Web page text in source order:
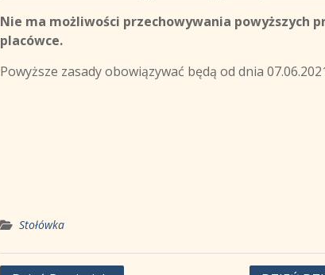
Nie ma możliwości przechowywania powyższych
placówce.
Powyższe zasady obowiązywać będą od dnia
Stołówka